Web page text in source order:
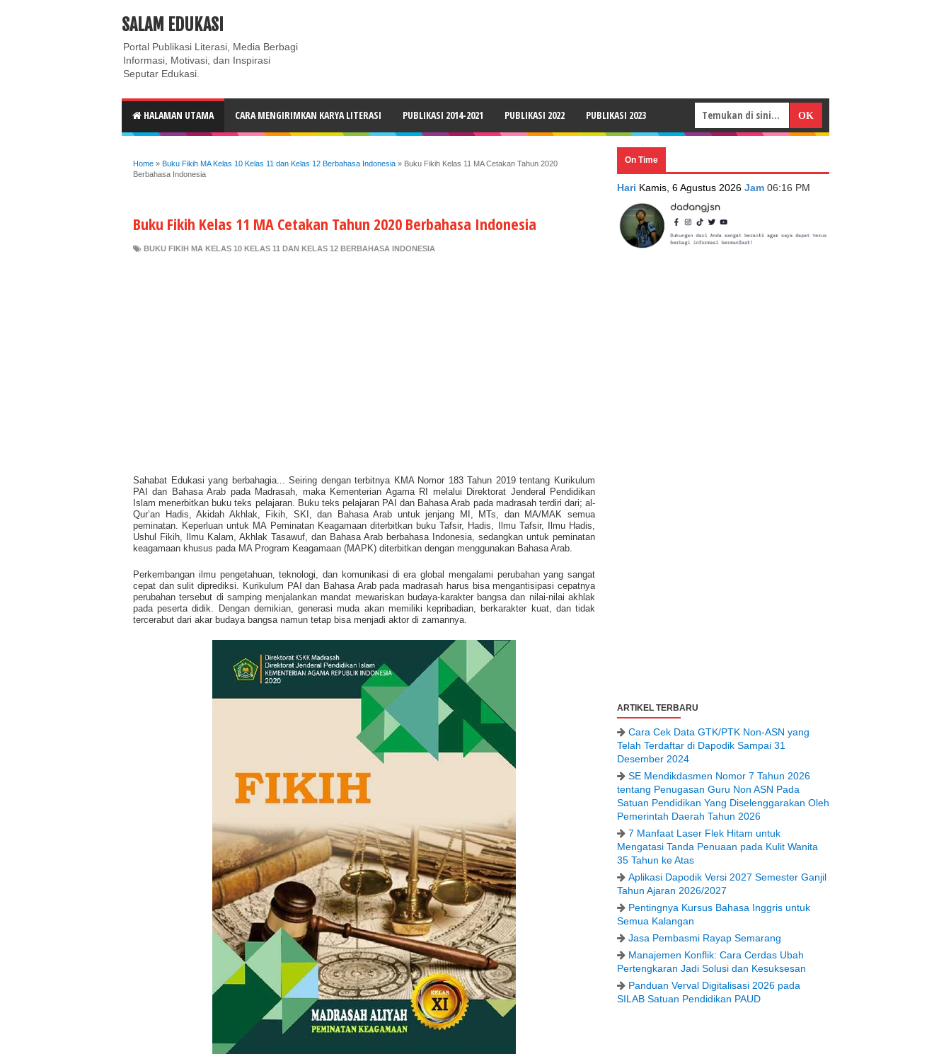
ABOUT CONTACT US
SALAM EDUKASI
Portal Publikasi Literasi, Media Berbagi
Informasi, Motivasi, dan Inspirasi
Seputar Edukasi.
HALAMAN UTAMA CARA MENGIRIMKAN KARYA LITERASI PUBLIKASI 2014-2021 PUBLIKASI 2022 PUBLIKASI 2023
Home » Buku Fikih MA Kelas 10 Kelas 11 dan Kelas 12 Berbahasa Indonesia » Buku Fikih Kelas 11 MA Cetakan Tahun 2020
Berbahasa Indonesia
Buku Fikih Kelas 11 MA Cetakan Tahun 2020 Berbahasa Indonesia
BUKU FIKIH MA KELAS 10 KELAS 11 DAN KELAS 12 BERBAHASA INDONESIA
Sahabat Edukasi yang berbahagia... Seiring dengan terbitnya KMA Nomor 183 Tahun 2019 tentang Kurikulum
PAI dan Bahasa Arab pada Madrasah, maka Kementerian Agama RI melalui Direktorat Jenderal Pendidikan
Islam menerbitkan buku teks pelajaran. Buku teks pelajaran PAI dan Bahasa Arab pada madrasah terdiri dari; al-
Qur’an Hadis, Akidah Akhlak, Fikih, SKI, dan Bahasa Arab untuk jenjang MI, MTs, dan MA/MAK semua
peminatan. Keperluan untuk MA Peminatan Keagamaan diterbitkan buku Tafsir, Hadis, Ilmu Tafsir, Ilmu Hadis,
Ushul Fikih, Ilmu Kalam, Akhlak Tasawuf, dan Bahasa Arab berbahasa Indonesia, sedangkan untuk peminatan
keagamaan khusus pada MA Program Keagamaan (MAPK) diterbitkan dengan menggunakan Bahasa Arab.
Perkembangan ilmu pengetahuan, teknologi, dan komunikasi di era global mengalami perubahan yang sangat
cepat dan sulit diprediksi. Kurikulum PAI dan Bahasa Arab pada madrasah harus bisa mengantisipasi cepatnya
perubahan tersebut di samping menjalankan mandat mewariskan budaya-karakter bangsa dan nilai-nilai akhlak
pada peserta didik. Dengan demikian, generasi muda akan memiliki kepribadian, berkarakter kuat, dan tidak
tercerabut dari akar budaya bangsa namun tetap bisa menjadi aktor di zamannya.
On Time
Hari Kamis, 6 Agustus 2026 Jam 06:16 PM
ARTIKEL TERBARU
Cara Cek Data GTK/PTK Non-ASN yang
Telah Terdaftar di Dapodik Sampai 31
Desember 2024
SE Mendikdasmen Nomor 7 Tahun 2026
tentang Penugasan Guru Non ASN Pada
Satuan Pendidikan Yang Diselenggarakan Oleh
Pemerintah Daerah Tahun 2026
7 Manfaat Laser Flek Hitam untuk
Mengatasi Tanda Penuaan pada Kulit Wanita
35 Tahun ke Atas
Aplikasi Dapodik Versi 2027 Semester Ganjil
Tahun Ajaran 2026/2027
Pentingnya Kursus Bahasa Inggris untuk
Semua Kalangan
Jasa Pembasmi Rayap Semarang
Manajemen Konflik: Cara Cerdas Ubah
Pertengkaran Jadi Solusi dan Kesuksesan
Panduan Verval Digitalisasi 2026 pada
SILAB Satuan Pendidikan PAUD